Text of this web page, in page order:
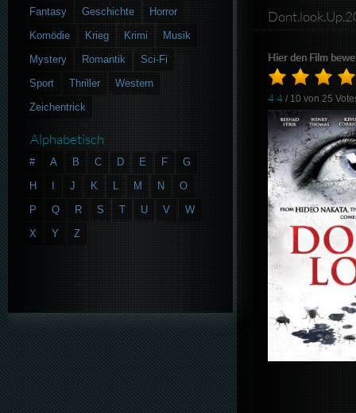
Hier den Film
4.4 / 10 von25
Fantasy
Geschichte
Horror
Komödie
Krieg Krimi
Musik
Mystery
Romantik
Sci-Fi
Sport
Thriller
Western
Zeichentrick
Alphabetisch
# A B C D E F
G
H
J K L M N
O
P
Q R S T U V
W
X
Y Z